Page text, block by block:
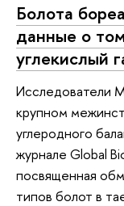
Болота
данные о
углекислый
Исследователи
крупном
углеродного
журнале Global
посвященная
типов болот в